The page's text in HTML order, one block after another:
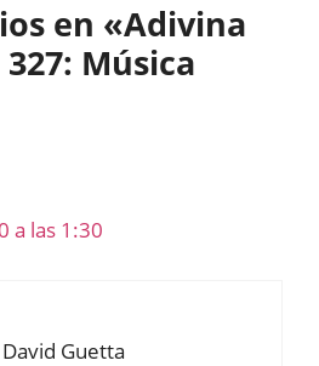
en «Adivina
Música
a las 1:30
Guetta